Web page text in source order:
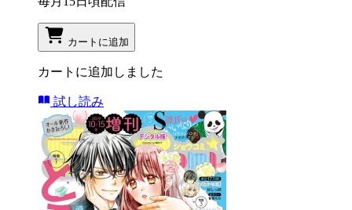
カートに追加
カートに追加しました
試し読み